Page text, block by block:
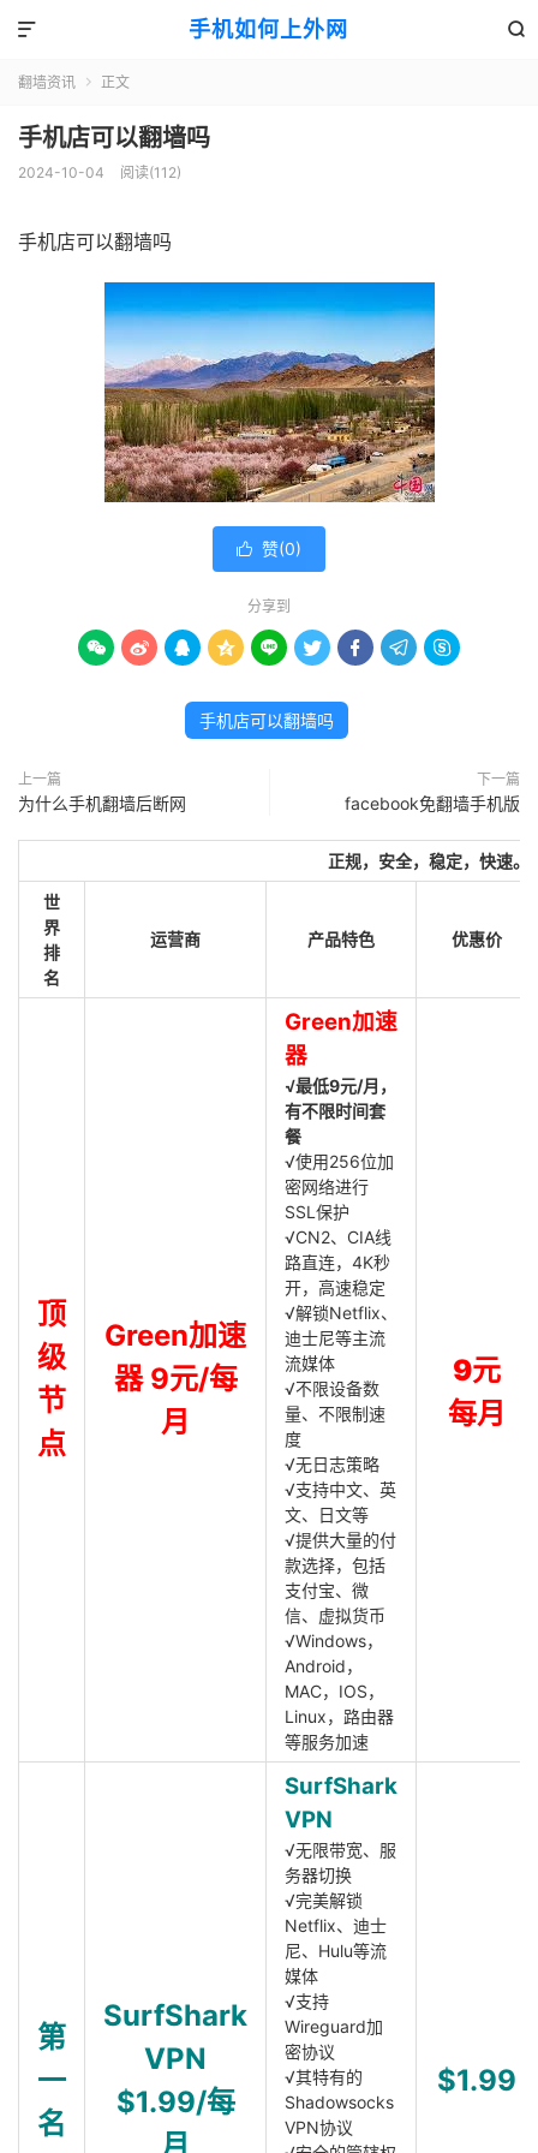
手机如何上外网 

翻墙资讯  正文
手机店可以翻墙吗
2024-10-04 阅读(112)
手机店可以翻墙吗
 赞(0)
分享到
        
手机店可以翻墙吗
上一篇
为什么手机翻墙后断网
下一篇
facebook免翻墙手机版
正规，安全，稳定，快速。
世
界
排
名
运营商 产品特色 优惠价
顶
级
节
点
Green加速
器 9元/每
月
Green加速
器
√最低9元/月，
有不限时间套
餐
√使用256位加
密网络进行
SSL保护
√CN2、CIA线
路直连，4K秒
开，高速稳定
√解锁Netflix、
迪士尼等主流
流媒体
√不限设备数
量、不限制速
度
√无日志策略
√支持中文、英
文、日文等
√提供大量的付
款选择，包括
支付宝、微
信、虚拟货币
√Windows，
Android，
MAC，IOS，
Linux，路由器
等服务加速
9元
每月
第
一
名
SurfShark
VPN
$1.99/每
月
SurfShark
VPN
√无限带宽、服
务器切换
√完美解锁
Netflix、迪士
尼、Hulu等流
媒体
√支持
Wireguard加
密协议
√其特有的
Shadowsocks
VPN协议
$1.99